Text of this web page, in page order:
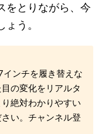
をとりながら、今
う。
ンチを履き替えな
の変化をリアルタ
絶対わかりやすい
い。チャンネル登